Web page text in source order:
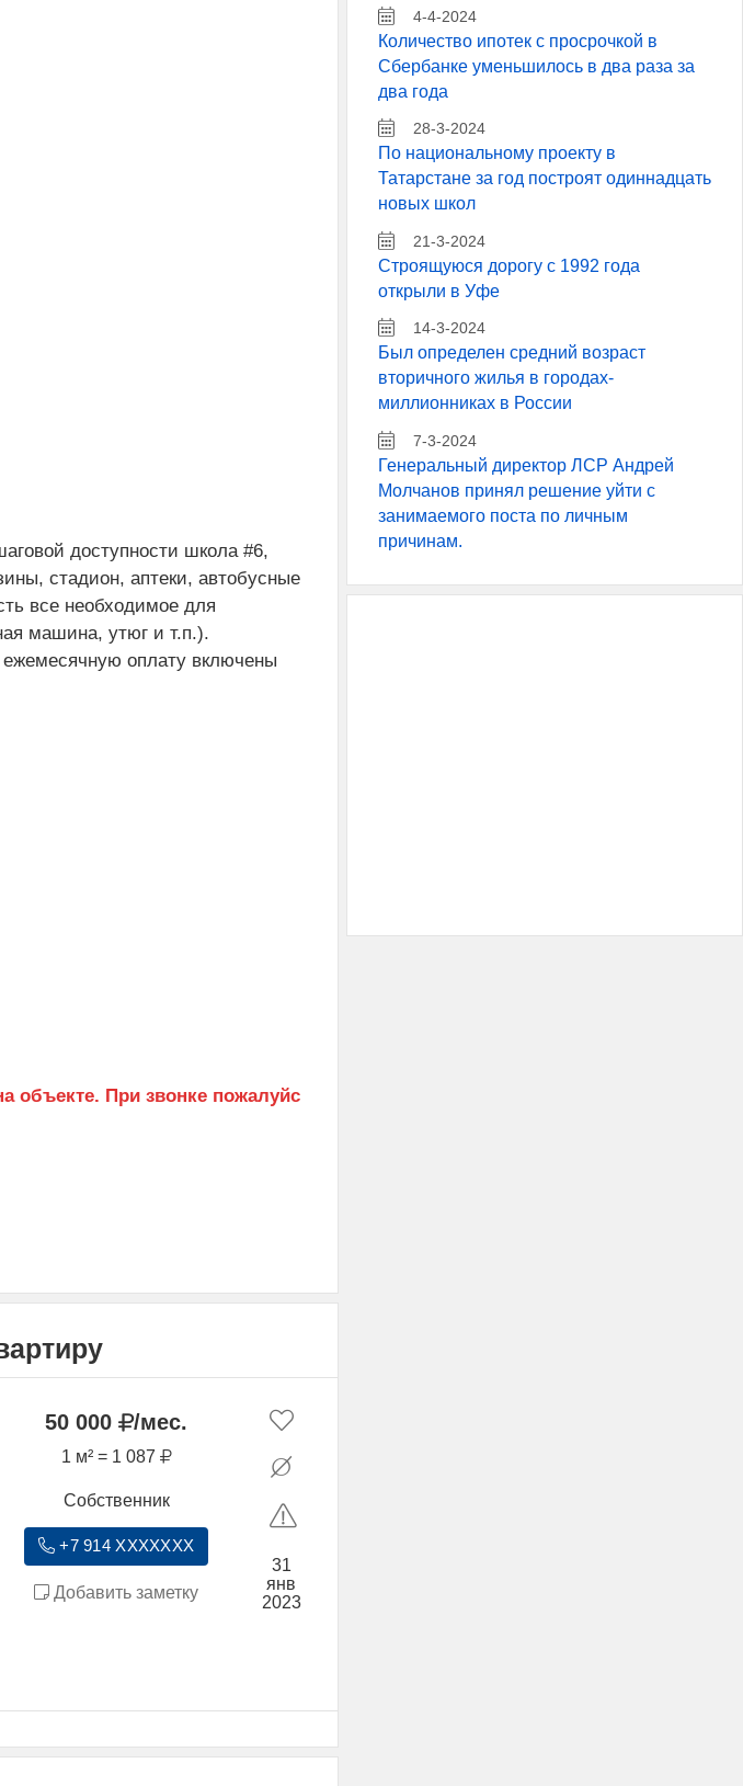
доступности школа #6,
стадион, аптеки, автобусные
все необходимое для
машина, утюг и т.п.).
ежемесячную оплату включены
50 000 /мес.
1 м² = 1 087
Собственник
+7 914 XXXXXXX
Добавить заметку
31
янв
2023
4-4-2024
Количество ипотек с просрочкой в
Сбербанке уменьшилось в два раза за
два года
28-3-2024
По национальному проекту в
Татарстане за год построят одиннадцать
новых школ
21-3-2024
Строящуюся дорогу с 1992 года
открыли в Уфе
14-3-2024
Был определен средний возраст
вторичного жилья в городах-
миллионниках в России
7-3-2024
Генеральный директор ЛСР Андрей
Молчанов принял решение уйти с
занимаемого поста по личным
причинам.